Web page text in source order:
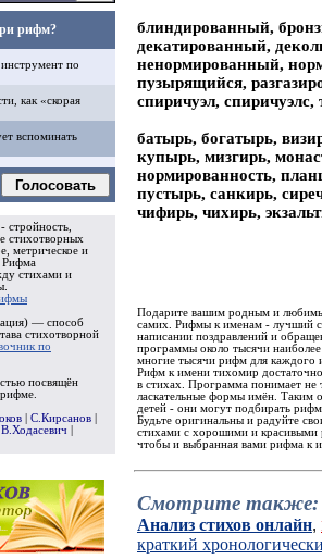
рифм?
по
как «скорая
вспоминать
Голосовать
стройность,
стихотворных
метрическое и
Рифма
стихами и
— способ
стихотворной
по
посвящён
С.Кирсанов
В.Ходасевич
блиндированный,
декатированный,
ненормированный,
пузырящийся,
спиричуэл,
батырь, богатырь,
купырь, мизгирь,
нормированность,
пустырь, санкирь,
чифирь, чихирь,
Подарите вашим родным и
самих. Рифмы к именам - лучший
написании поздравлений и
программы около тысячи
многие тысячи рифм для каждого
Рифм к имени тихомир
в стихах. Программа понимает не
ласкательные формы имён. Таким
детей - они могут подбирать
Будьте оригинальны и радуйте
стихами с хорошими и красивыми
чтобы и выбранная вами рифма к
Смотрите также:
Анализ стихов онлайн,
краткий